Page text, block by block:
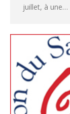
juillet, à une…